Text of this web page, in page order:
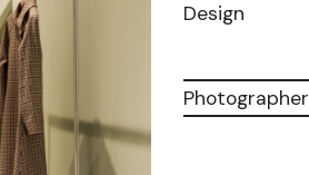
Design
Photographer